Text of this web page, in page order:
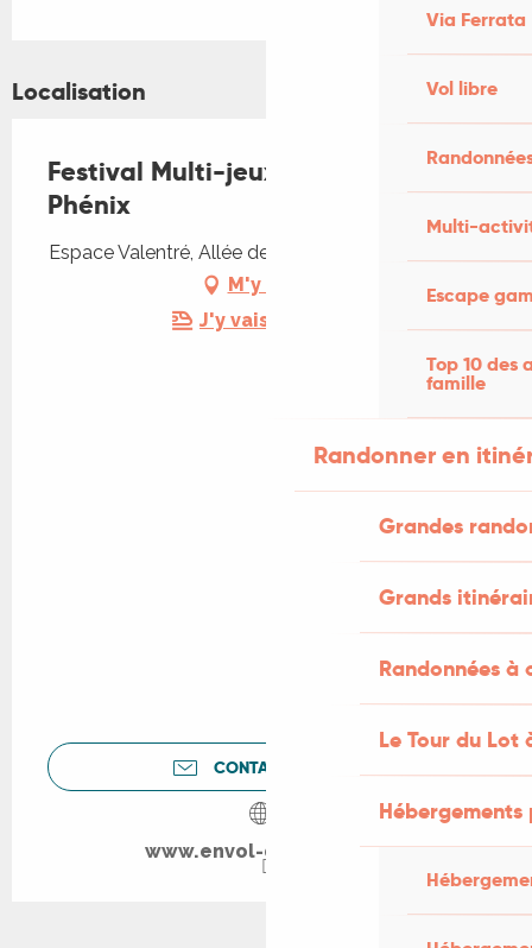
Via Ferrata
Vol libre
Multi-
Escape
Top 10 des
famille
Randonner en
Grandes
Grands
Randonnées
Le Tour du Lot
Localisation
Festival Multi-jeux L'Envol du
Phénix
Espace Valentré, Allée des Soupirs, 46000 Cahors
M'y rendre
J'y vais en train !
CONTACTEZ-NOUS
www.envol-du-phenix.fr